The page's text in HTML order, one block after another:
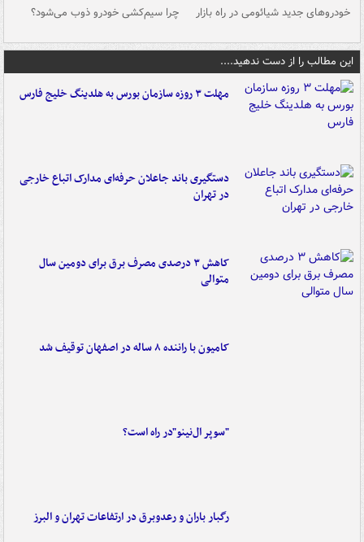
خودروهای جدید شیائومی در راه بازار چرا سیم‌کشی خودرو ذوب می‌شود؟
این مطالب را از دست ندهید....
مهلت ۳ روزه سازمان بورس به هلدینگ خلیج فارس
دستگیری باند جاعلان حرفه‌ای مدارک اتباع خارجی
در تهران
کاهش ۳ درصدی مصرف برق برای دومین سال
متوالی
کامیون با راننده ۸ ساله در اصفهان توقیف شد
"سوپر ال‌نینو"در راه است؟
رگبار باران و رعدوبرق در ارتفاعات تهران و البرز